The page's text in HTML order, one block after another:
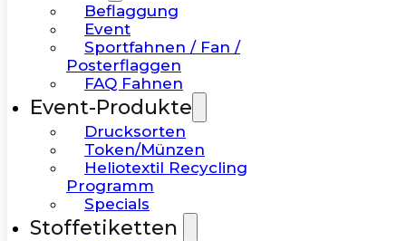
Beflaggung
Event
Sportfahnen / Fan /
Posterflaggen
FAQ Fahnen
Event-Produkte
Drucksorten
Token/Münzen
Heliotextil Recycling
Programm
Specials
Stoffetiketten